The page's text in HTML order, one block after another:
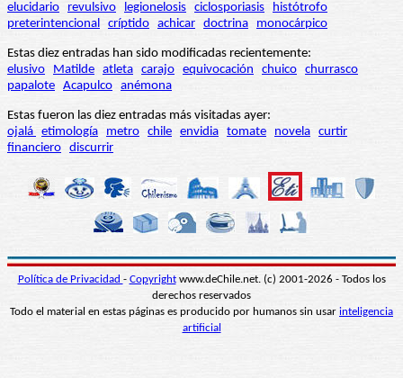
elucidario
revulsivo legionelosis ciclosporiasis
histótrofo
preterintencional críptido achicar doctrina monocárpico
Estas diez entradas han sido modificadas recientemente:
elusivo
Matilde atleta carajo equivocación chuico churrasco
papalote Acapulco anémona
Estas fueron las diez entradas más visitadas ayer:
ojalá etimología metro chile envidia tomate novela curtir
financiero discurrir
Política de Privacidad - Copyrightwww.deChile.net. (c) 2001-2026 - Todos los
derechos reservados
Todo el material en estas páginas es producido por humanos sin usar inteligencia
artificial